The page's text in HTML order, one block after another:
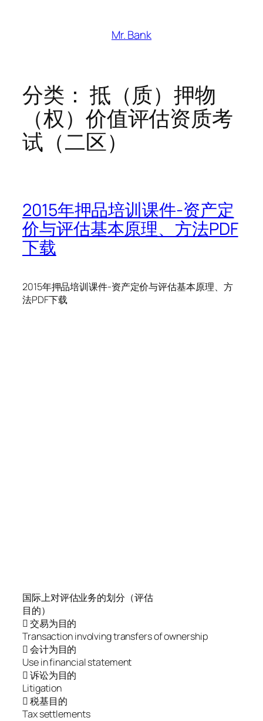
Mr. Bank
分类： 抵（质）押物
（权）价值评估资质考
试（二区）
2015年押品培训课件-资产定
价与评估基本原理、方法PDF
下载
2015年押品培训课件-资产定价与评估基本原理、方
法PDF下载
国际上对评估业务的划分（评估
目的）
 交易为目的
Transaction involving transfers of ownership
 会计为目的
Use in financial statement
 诉讼为目的
Litigation
 税基目的
Tax settlements